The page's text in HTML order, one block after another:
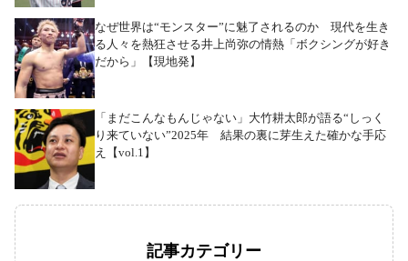
なぜ世界は“モンスター”に魅了されるのか 現代を生き
る人々を熱狂させる井上尚弥の情熱「ボクシングが好き
だから」【現地発】
「まだこんなもんじゃない」大竹耕太郎が語る“しっく
り来ていない”2025年 結果の裏に芽生えた確かな手応
え【vol.1】
記事カテゴリー